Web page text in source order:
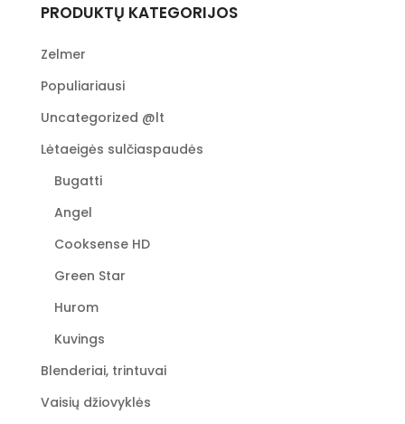
PRODUKTŲ KATEGORIJOS
Zelmer
Populiariausi
Uncategorized @lt
Lėtaeigės sulčiaspaudės
Bugatti
Angel
Cooksense HD
Green Star
Hurom
Kuvings
Blenderiai, trintuvai
Vaisių džiovyklės